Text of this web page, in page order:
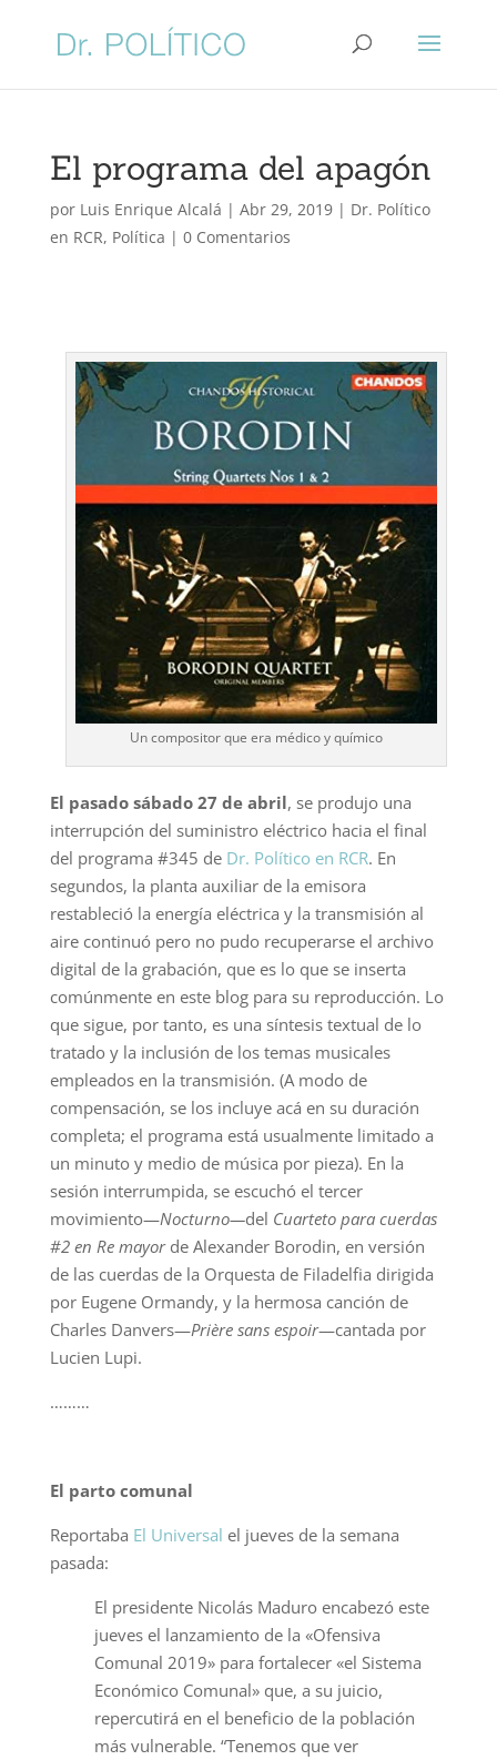
El programa del apagón
por Luis Enrique Alcalá | Abr 29, 2019| Dr. Político
en RCR, Política | 0 Comentarios
Un compositor que era médico y químico
El pasado sábado 27 de abril, se produjo una
interrupción del suministro eléctrico hacia el final
del programa #345 de Dr. Político en RCR. En
segundos, la planta auxiliar de la emisora
restableció la energía eléctrica y la transmisión al
aire continuó pero no pudo recuperarse el archivo
digital de la grabación, que es lo que se inserta
comúnmente en este blog para su reproducción. Lo
que sigue, por tanto, es una síntesis textual de lo
tratado y la inclusión de los temas musicales
empleados en la transmisión. (A modo de
compensación, se los incluye acá en su duración
completa; el programa está usualmente limitado a
un minuto y medio de música por pieza). En la
sesión interrumpida, se escuchó el tercer
movimiento—Nocturno—del Cuarteto para cuerdas
#2 en Re mayorde Alexander Borodin, en versión
de las cuerdas de la Orquesta de Filadelfia dirigida
por Eugene Ormandy, y la hermosa canción de
Charles Danvers—Prière sans espoir—cantada por
Lucien Lupi.
………
El parto comunal
Reportaba El Universal el jueves de la semana
pasada:
El presidente Nicolás Maduro encabezó este
jueves el lanzamiento de la «Ofensiva
Comunal 2019» para fortalecer «el Sistema
Económico Comunal» que, a su juicio,
repercutirá en el beneficio de la población
más vulnerable. “Tenemos que ver